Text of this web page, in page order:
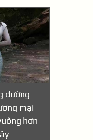
đường
mại
hơn